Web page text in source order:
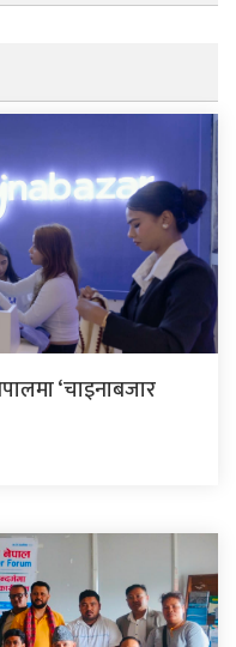
‘चाइनाबजार